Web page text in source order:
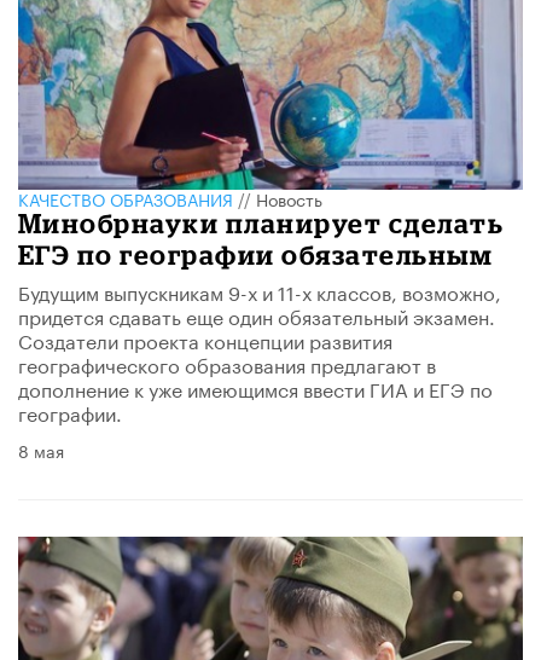
КАЧЕСТВО ОБРАЗОВАНИЯ//Новость
Минобрнауки планирует сделать
ЕГЭ по географии обязательным
Будущим выпускникам 9-х и 11-х классов, возможно,
придется сдавать еще один обязательный экзамен.
Создатели проекта концепции развития
географического образования предлагают в
дополнение к уже имеющимся ввести ГИА и ЕГЭ по
географии.
8 мая